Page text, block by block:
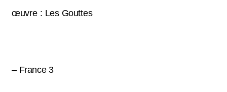
œuvre : Les Gouttes
– France 3